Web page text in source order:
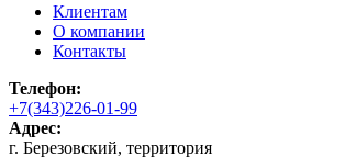
Клиентам
О компании
Контакты
Телефон:
+7(343)226-01-99
Адрес:
г. Березовский, территория